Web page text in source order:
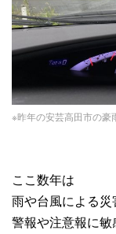
※昨年の安芸高田市の豪
ここ数年は
雨や台風による
警報や注意報に敏